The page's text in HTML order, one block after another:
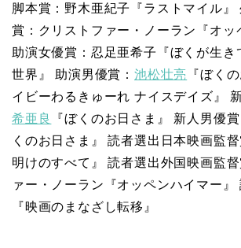
脚本賞：野木亜紀子『ラストマイル』
賞：クリストファー・ノーラン『オッ
助演女優賞：忍足亜希子『ぼくが生き
世界』 助演男優賞： 池松壮亮
『ぼく
イビーわるきゅーれ ナイスデイズ』
希亜良
『ぼくのお日さま』 新人男優
くのお日さま』 読者選出日本映画監
明けのすべて』 読者選出外国映画監
ァー・ノーラン『オッペンハイマー』
『映画のまなざし転移』